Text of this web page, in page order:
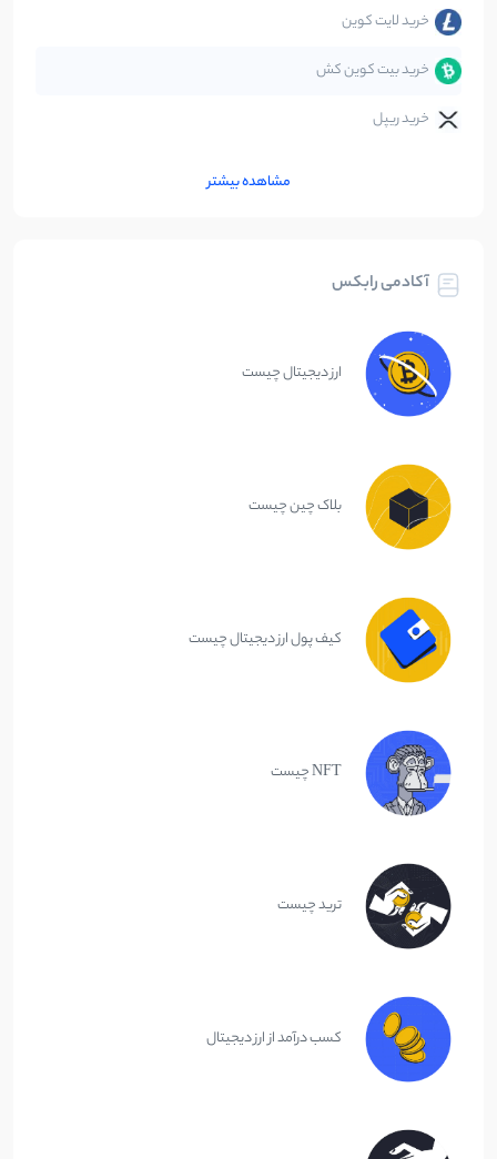
خرید لایت کوین
خرید بیت کوین کش
خرید ریپل
مشاهده بیشتر
آکادمی رابکس
ارز دیجیتال چیست
بلاک چین چیست
کیف پول ارز دیجیتال چیست
NFT چیست
ترید چیست
کسب درآمد از ارز دیجیتال